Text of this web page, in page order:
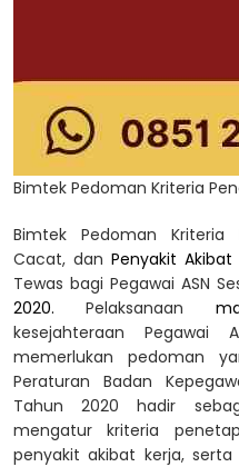
Bimtek Pedoman Kriteria
Bimtek Pedoman Kriteria
Cacat, danPenyakit Akibat
Tewas bagi Pegawai ASN
2020. Pelaksanaan
kesejahteraan Pegawai
memerlukan pedoman
Peraturan Badan
Tahun 2020 hadir
mengatur kriteria
penyakit akibat kerja,